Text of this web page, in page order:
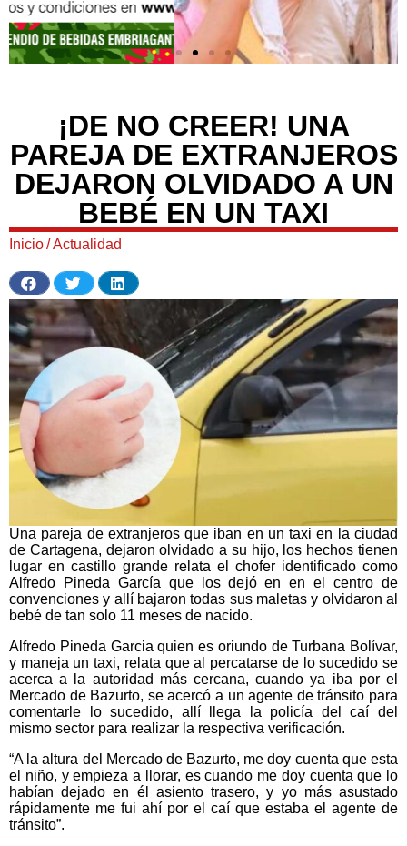
¡DE NO CREER! UNA
PAREJA DE EXTRANJEROS
DEJARON OLVIDADO A UN
BEBÉ EN UN TAXI
Inicio/Actualidad
Una pareja de extranjeros que iban en un taxi en la ciudad
de Cartagena, dejaron olvidado a su hijo, los hechos tienen
lugar en castillo grande relata el chofer identificado como
Alfredo Pineda García que los dejó en en el centro de
convenciones y allí bajaron todas sus maletas y olvidaron al
bebé de tan solo 11 meses de nacido.
Alfredo Pineda Garcia quien es oriundo de Turbana Bolívar,
y maneja un taxi, relata que al percatarse de lo sucedido se
acerca a la autoridad más cercana, cuando ya iba por el
Mercado de Bazurto, se acercó a un agente de tránsito para
comentarle lo sucedido, allí llega la policía del caí del
mismo sector para realizar la respectiva verificación.
“A la altura del Mercado de Bazurto, me doy cuenta que esta
el niño, y empieza a llorar, es cuando me doy cuenta que lo
habían dejado en él asiento trasero, y yo más asustado
rápidamente me fui ahí por el caí que estaba el agente de
tránsito”.